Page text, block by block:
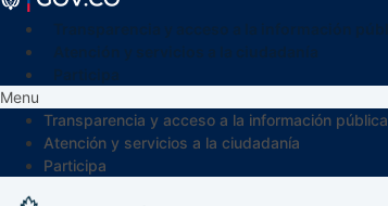
Menu
Transparencia y acceso a la información pública
Atención y servicios a la ciudadanía
Participa